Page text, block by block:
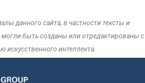
данного сайта, в частности тексты и
быть созданы или отредактированы с
искусственного интеллекта.